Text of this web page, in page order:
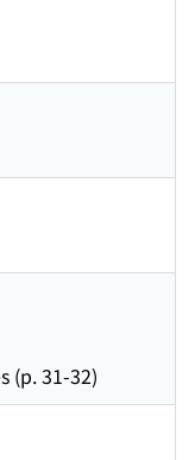
(p. 31-32)